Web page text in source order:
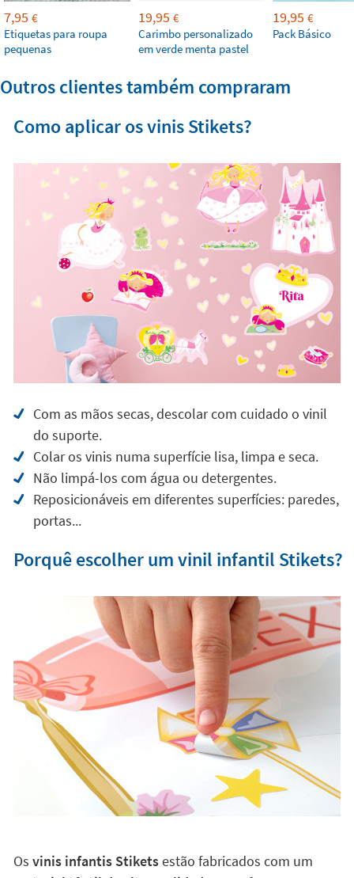
7,95 €
Etiquetas para roupa
pequenas
19,95 €
Carimbo personalizado
em verde menta pastel
19,95 €
Pack Básico
Outros clientes também compraram
Como aplicar os vinis Stikets?
Com as mãos secas, descolar com cuidado o vinil
do suporte.
Não limpá-los com água ou detergentes.
Reposicionáveis em diferentes superfícies: paredes,
portas...
Porquê escolher um vinil infantil Stikets?